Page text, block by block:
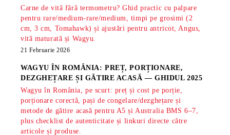
Carne de vită fără termometru? Ghid practic cu palpare
pentru rare/medium-rare/medium, timpi pe grosimi (2
cm, 3 cm, Tomahawk) și ajustări pentru antricot, Angus,
vită maturată și Wagyu.
21 Februarie 2026
WAGYU ÎN ROMÂNIA: PREȚ, PORȚIONARE,
DEZGHEȚARE ȘI GĂTIRE ACASĂ — GHIDUL 2025
Wagyu în România, pe scurt: preț și cost pe porție,
porționare corectă, pași de congelare/dezghețare și
metode de gătire acasă pentru A5 și Australia BMS 6–7,
plus checklist de autenticitate și linkuri directe către
articole și produse.